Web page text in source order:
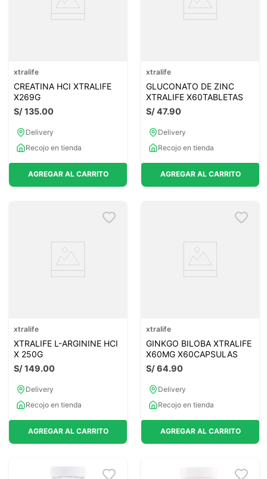
xtralife
CREATINA HCI XTRALIFE
X269G
S/135.00
Delivery
Recojo en tienda
AGREGAR AL CARRITO
xtralife
GLUCONATO DE ZINC
XTRALIFE X60TABLETAS
S/47.90
Delivery
Recojo en tienda
AGREGAR AL CARRITO
xtralife
XTRALIFE L-ARGININE HCI
X 250G
S/149.00
Delivery
Recojo en tienda
AGREGAR AL CARRITO
xtralife
GINKGO BILOBA XTRALIFE
X60MG X60CAPSULAS
S/64.90
Delivery
Recojo en tienda
AGREGAR AL CARRITO